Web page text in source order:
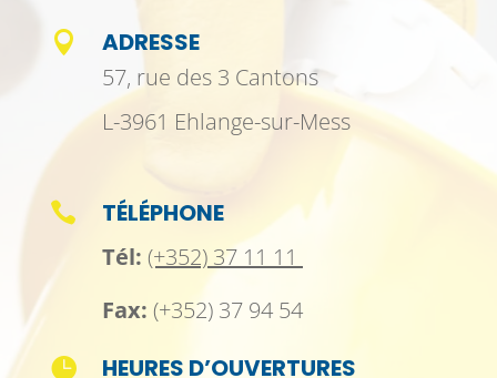
 ADRESSE
57, rue des 3 Cantons
L-3961 Ehlange-sur-Mess
 TÉLÉPHONE
Tél: (+352) 37 11 11
Fax: (+352) 37 94 54
 HEURES D’OUVERTURES